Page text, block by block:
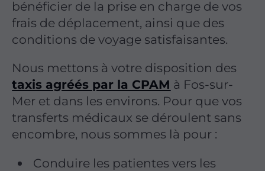
bénéficier de la prise en charge de vos
frais de déplacement, ainsi que des
conditions de voyage satisfaisantes.
Nous mettons à votre disposition des
taxis agréés par la CPAM à Fos-sur-
Mer et dans les environs. Pour que vos
transferts médicaux se déroulent sans
encombre, nous sommes là pour :
Conduire les patientes vers les